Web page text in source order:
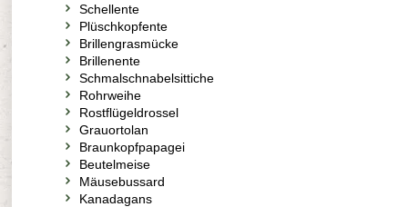
Schellente
Plüschkopfente
Brillengrasmücke
Brillenente
Schmalschnabelsittiche
Rohrweihe
Rostflügeldrossel
Grauortolan
Braunkopfpapagei
Beutelmeise
Mäusebussard
Kanadagans